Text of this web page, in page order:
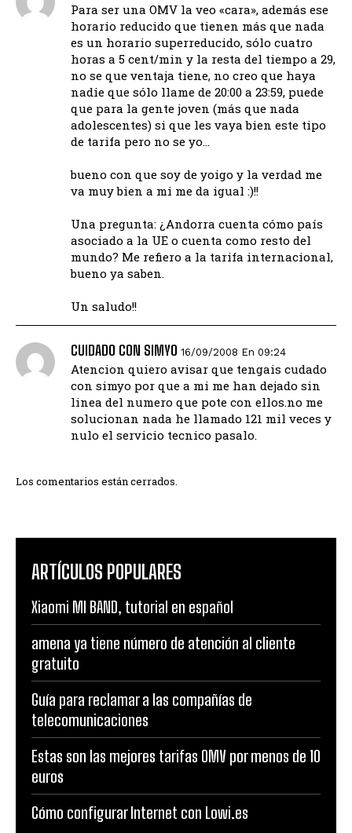
Para ser una OMV la veo «cara», además ese
horario reducido que tienen más que nada
es un horario superreducido, sólo cuatro
horas a 5 cent/min y la resta del tiempo a 29,
no se que ventaja tiene, no creo que haya
nadie que sólo llame de 20:00 a 23:59, puede
que para la gente joven (más que nada
adolescentes) si que les vaya bien este tipo
de tarifa pero no se yo…
bueno con que soy de yoigo y la verdad me
va muy bien a mi me da igual :)!!
Una pregunta: ¿Andorra cuenta cómo país
asociado a la UE o cuenta como resto del
mundo? Me refiero a la tarifa internacional,
bueno ya saben.
Un saludo!!
CUIDADO CON SIMYO 16/09/2008 En 09:24
Atencion quiero avisar que tengais cudado
con simyo por que a mi me han dejado sin
linea del numero que pote con ellos.no me
solucionan nada he llamado 121 mil veces y
nulo el servicio tecnico pasalo.
Los comentarios están cerrados.
ARTÍCULOS POPULARES
Xiaomi MI BAND, tutorial en español
amena ya tiene número de atención al cliente
gratuito
Guía para reclamar a las compañías de
telecomunicaciones
Estas son las mejores tarifas OMV por menos de 10
euros
Cómo configurar Internet con Lowi.es